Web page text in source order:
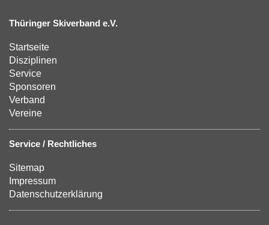
Thüringer Skiverband e.V.
Startseite
Disziplinen
Service
Sponsoren
Verband
Vereine
Service / Rechtliches
Sitemap
Impressum
Datenschutzerklärung